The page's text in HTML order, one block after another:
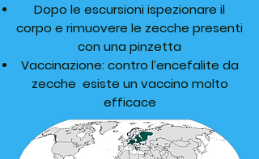
Dopo le escursioni ispezionare il
corpo e rimuovere le zecche presenti
con una pinzetta
Vaccinazione: contro l’encefalite da
zecche esiste un vaccino molto
efficace